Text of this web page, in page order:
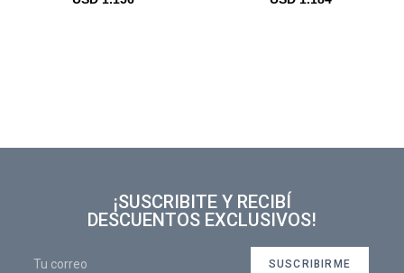
¡SUSCRIBITE Y RECIBÍ
DESCUENTOS EXCLUSIVOS!
SUSCRIBIRME